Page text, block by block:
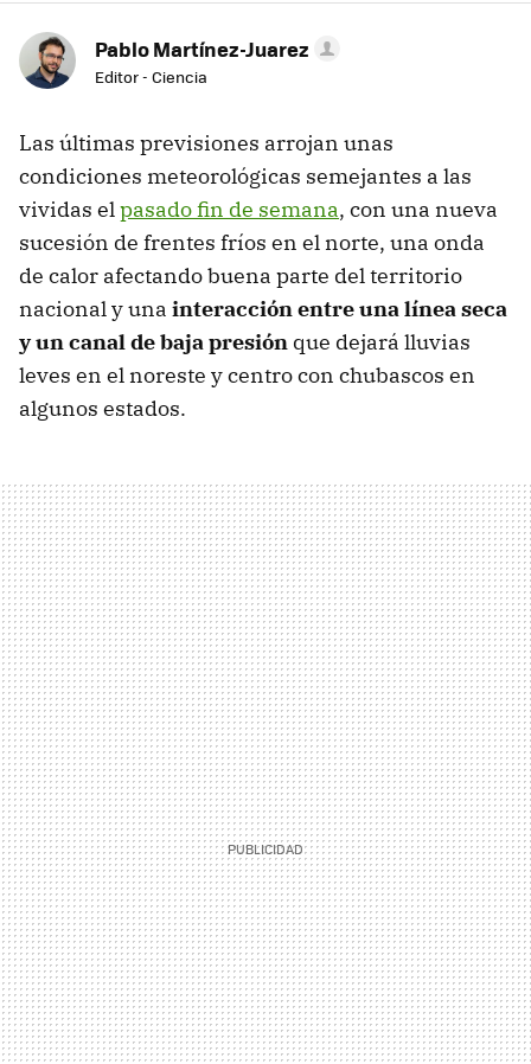
Pablo Martínez-Juarez
Editor - Ciencia
Las últimas previsiones arrojan unas
condiciones meteorológicas semejantes a las
vividas elpasado fin de semana, con una nueva
sucesión de frentes fríos en el norte, una onda
de calor afectando buena parte del territorio
nacional y una interacción entre una línea seca
y un canal de baja presión que dejará lluvias
leves en el noreste y centro con chubascos en
algunos estados.